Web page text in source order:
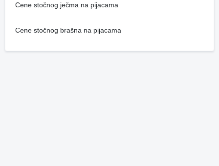
Cene stočnog ječma na pijacama
Cene stočnog brašna na pijacama